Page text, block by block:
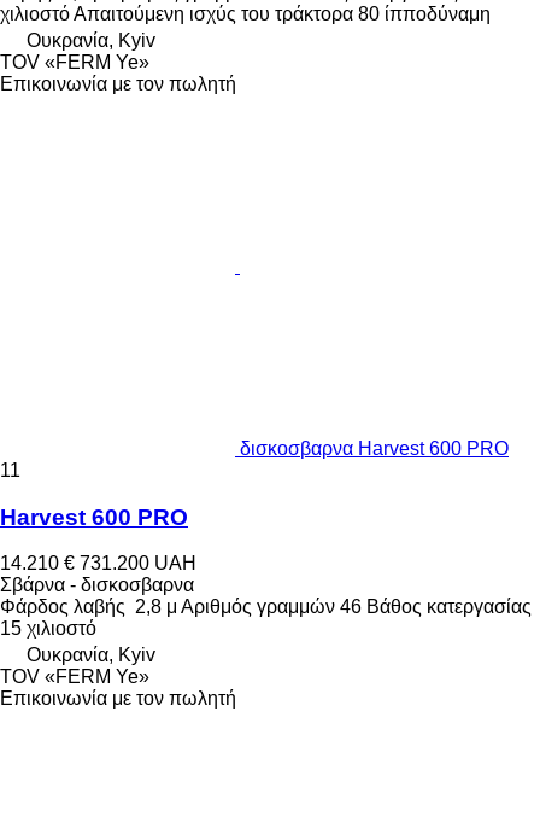
χιλιοστόΑπαιτούμενη ισχύς του τράκτορα 80 ίπποδύναμη
Ουκρανία, Kyiv
TOV «FERM Ye»
Επικοινωνία με τον πωλητή
δισκοσβαρνα Harvest 600 PRO
11
Harvest 600 PRO
14.210 € 731.200 UAH
Σβάρνα - δισκοσβαρνα
Φάρδος λαβής 2,8 μ Αριθμός γραμμών 46 Βάθος κατεργασίας
15 χιλιοστό
Ουκρανία, Kyiv
TOV «FERM Ye»
Επικοινωνία με τον πωλητή